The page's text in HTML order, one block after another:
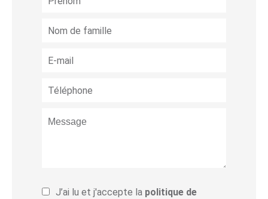
J’ai lu et j'accepte la politique de